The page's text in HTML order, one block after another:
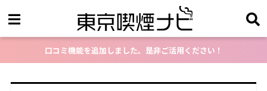
口コミ機能を追加しました。是非ご活用ください！